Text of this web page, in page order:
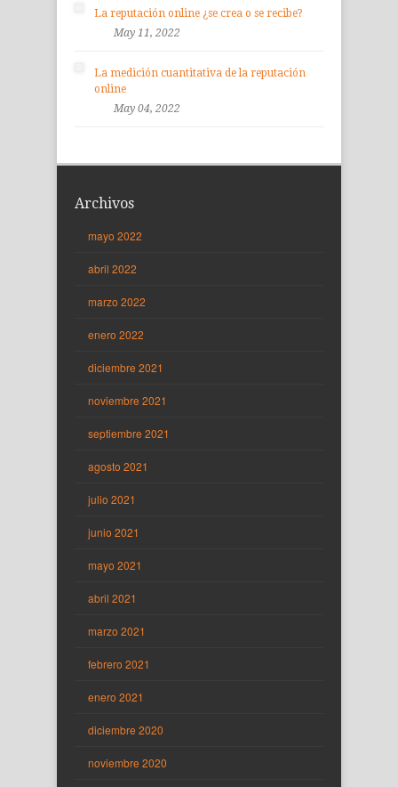
La reputación online ¿se crea o se recibe?
May 11, 2022
La medición cuantitativa de la reputación
online
May 04, 2022
Archivos
mayo 2022
abril 2022
marzo 2022
enero 2022
diciembre 2021
noviembre 2021
septiembre 2021
agosto 2021
julio 2021
junio 2021
mayo 2021
abril 2021
marzo 2021
febrero 2021
enero 2021
diciembre 2020
noviembre 2020